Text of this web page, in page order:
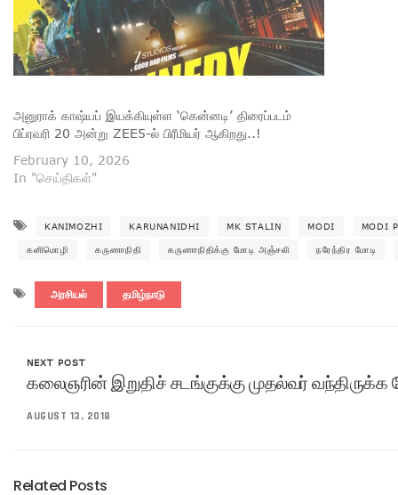
அனுராக் காஷ்யப் இயக்கியுள்ள ‘கென்னடி’ திரைப்படம்
பிப்ரவரி 20 அன்று ZEE5-ல் பிரீமியர் ஆகிறது..!
February 10, 2026
In "செய்திகள்"
KANIMOZHI KARUNANIDHI MK STALIN MODI MODI
கனிமொழி கருணாநிதி கருணாநிதிக்கு மோடி அஞ்சலி நரேந்திர மோடி
அரசியல் தமிழ்நாடு
NEXT POST
கலைஞரின் இறுதிச் சடங்குக்கு முதல்வர்
AUGUST 13, 2018
Related Posts